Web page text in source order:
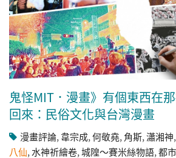
鬼怪MIT．漫畫》有個東西在
回來：民俗文化與台灣漫畫
漫畫評論, 韋宗成,何敬堯, 角斯,瀟湘神,
八仙, 水神祈繪卷,城隍～賽米絲物語,都